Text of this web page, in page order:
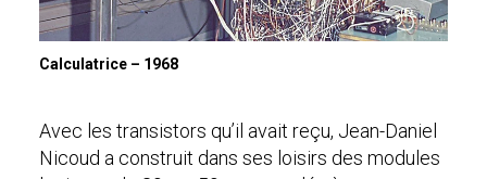
Calculatrice – 1968
Avec les transistors qu’il avait reçu, Jean-Daniel
Nicoud a construit dans ses loisirs des modules